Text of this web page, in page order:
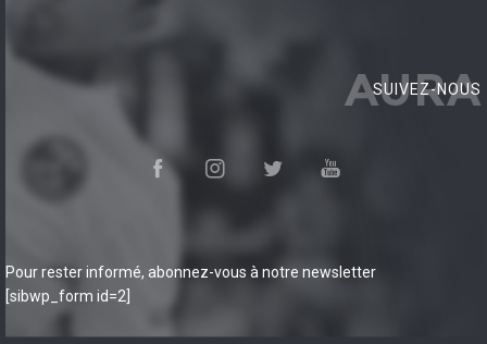
AURA
SUIVEZ-NOUS
Pour rester informé, abonnez-vous à notre newsletter
[sibwp_form id=2]